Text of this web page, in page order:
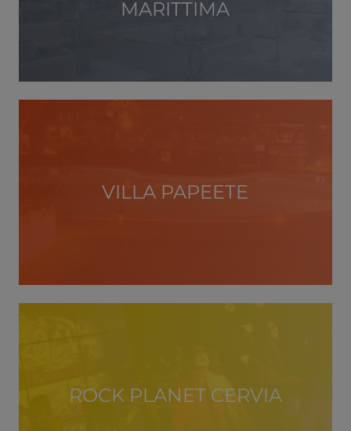
MARITTIMA
VILLA PAPEETE
ROCK PLANET CERVIA